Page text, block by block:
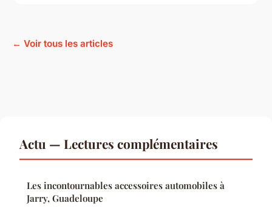
← Voir tous les articles
Actu — Lectures complémentaires
Les incontournables accessoires automobiles à
Jarry, Guadeloupe